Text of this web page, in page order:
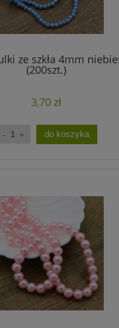
ze szkła 4mm
(200szt.)
3,70 zł
do koszyka